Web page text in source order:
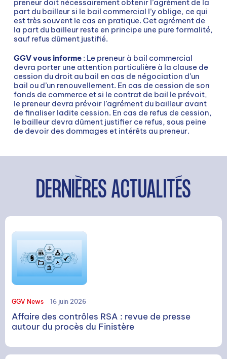
RECHERCHE
preneur doit nécessairement obtenir l’agrément de la
part du bailleur si le bail commercial l’y oblige, ce qui
est très souvent le cas en pratique. Cet agrément de
la part du bailleur reste en principe une pure formalité,
sauf refus dûment justifié.
GGV vous informe: Le preneur à bail commercial
devra porter une attention particulière à la clause de
cession du droit au bail en cas de négociation d’un
bail ou d’un renouvellement. En cas de cession de son
fonds de commerce et si le contrat de bail le prévoit,
le preneur devra prévoir l’agrément du bailleur avant
de finaliser ladite cession. En cas de refus de cession,
le bailleur devra dûment justifier ce refus, sous peine
de devoir des dommages et intérêts au preneur.
DERNIÈRES ACTUALITÉS
GGV News 16 juin 2026
Affaire des contrôles RSA : revue de presse
autour du procès du Finistère